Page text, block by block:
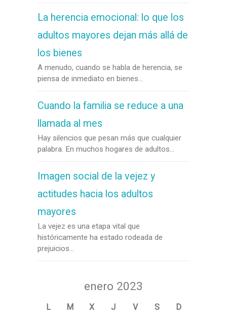
La herencia emocional: lo que los
adultos mayores dejan más allá de
los bienes
A menudo, cuando se habla de herencia, se
piensa de inmediato en bienes...
Cuando la familia se reduce a una
llamada al mes
Hay silencios que pesan más que cualquier
palabra. En muchos hogares de adultos...
Imagen social de la vejez y
actitudes hacia los adultos
mayores
La vejez es una etapa vital que
históricamente ha estado rodeada de
prejuicios...
enero 2023
L M X J V S
D